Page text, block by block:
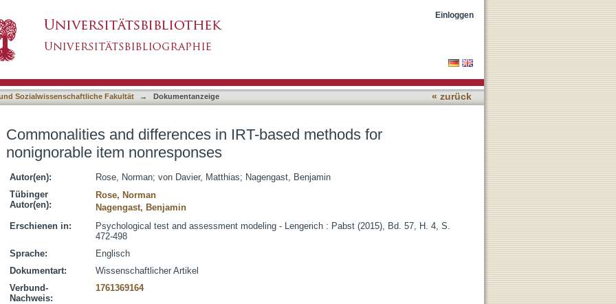
Einloggen
Sozialwissenschaftliche Fakultät → Dokumentanzeige « zurück
Commonalities and differences in IRT-based methods for
nonignorable item nonresponses
Autor(en): Rose, Norman; von Davier, Matthias; Nagengast, Benjamin
Tübinger
Autor(en):
Rose, Norman
Nagengast, Benjamin
Erschienen in:
Psychological test and assessment modeling - Lengerich : Pabst (2015), Bd. 57, H. 4, S.
472-498
Sprache:
Englisch
Dokumentart:
Wissenschaftlicher Artikel
Verbund-
Nachweis:
1761369164